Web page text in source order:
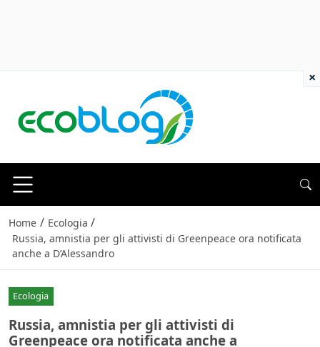
Home / Ecologia /
Russia, amnistia per gli attivisti di Greenpeace ora notificata
anche a D’Alessandro
Ecologia
Russia, amnistia per gli attivisti di
Greenpeace ora notificata anche a
×